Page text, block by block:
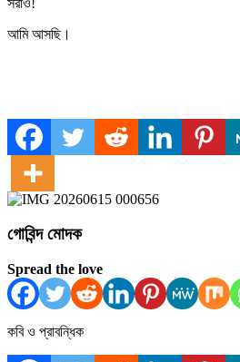
আমি আসছি।
গোবিন্দ মোদক
Spread the love
কবি ও প্রাবন্ধিক